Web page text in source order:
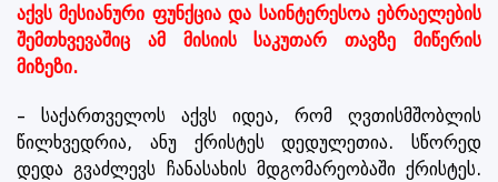
აქვს მესიანური ფუნქცია და საინტერესოა ებრაელების
შემთხვევაშიც ამ მისიის საკუთარ თავზე მიწერის
მიზეზი.
– საქართველოს აქვს იდეა, რომ ღვთისმშობლის
წილხვედრია, ანუ ქრისტეს დედულეთია. სწორედ
დედა გვაძლევს ჩანასახის მდგომარეობაში ქრისტეს.